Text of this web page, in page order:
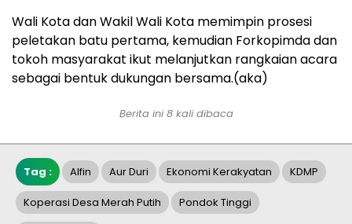
Wali Kota dan Wakil Wali Kota memimpin prosesi
peletakan batu pertama, kemudian Forkopimda dan
tokoh masyarakat ikut melanjutkan rangkaian acara
sebagai bentuk dukungan bersama.(aka)
Berita ini 8 kali dibaca
Tag : Alfin Aur Duri Ekonomi Kerakyatan KDMP
Koperasi Desa Merah Putih Pondok Tinggi